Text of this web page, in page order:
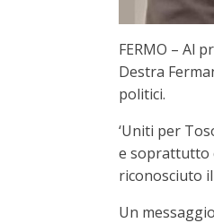
FERMO – Al
Destra
politici.
‘Uniti per
e soprattutto
riconosciuto
Un